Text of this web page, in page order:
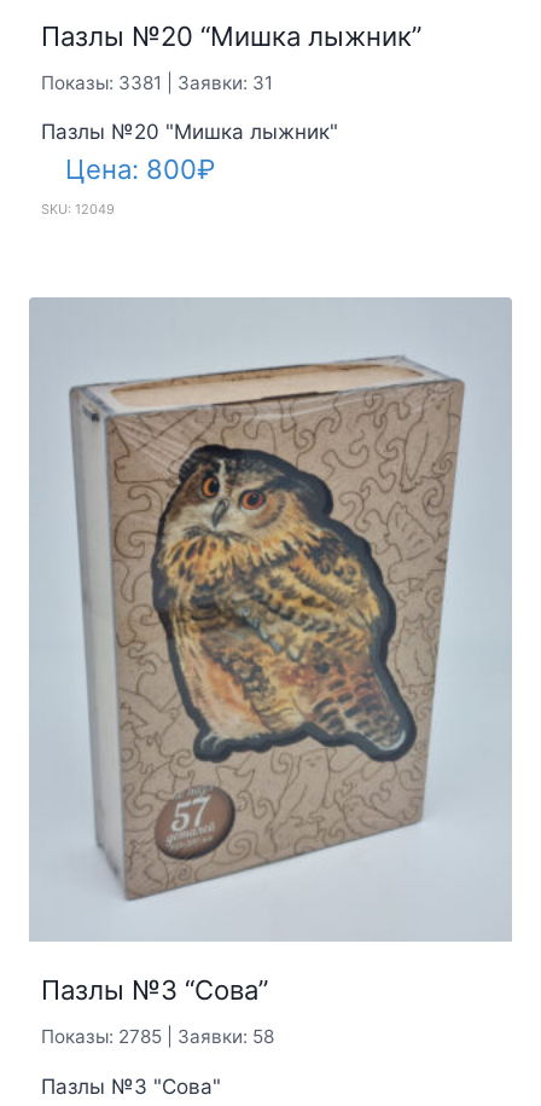
Пазлы №20 “Мишка лыжник”
Показы: 3381 | Заявки: 31
Пазлы №20 "Мишка лыжник"
Цена: 800₽
SKU: 12049
Пазлы №3 “Сова”
Показы: 2785 | Заявки: 58
Пазлы №3 "Сова"